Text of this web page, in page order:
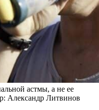
астмы, а не ее
Александр Литвинов